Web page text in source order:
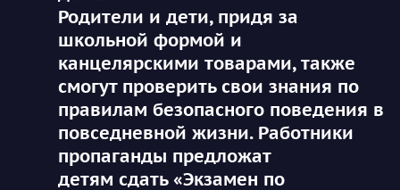
Родители и дети, придя за
школьной формой и
канцелярскими товарами, также
смогут проверить свои знания по
правилам безопасного поведения в
повседневной жизни. Работники
пропаганды предложат
детям сдать«Экзамен по